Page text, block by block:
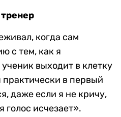
когда сам
с тем, как я
выходит в клетку
практически в первый
даже если я не кричу,
голос исчезает».